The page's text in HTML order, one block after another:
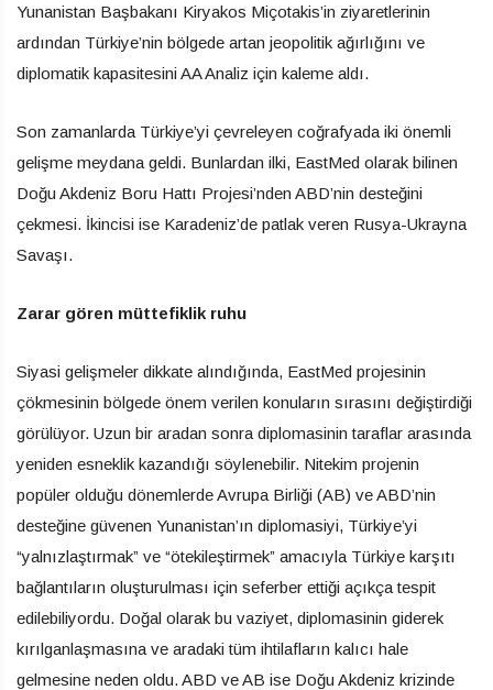
Yunanistan Başbakanı Kiryakos Miçotakis’in ziyaretlerinin
ardından Türkiye’nin bölgede artan jeopolitik ağırlığını ve
diplomatik kapasitesini AA Analiz için kaleme aldı.
Son zamanlarda Türkiye’yi çevreleyen coğrafyada iki önemli
gelişme meydana geldi. Bunlardan ilki, EastMed olarak bilinen
Doğu Akdeniz Boru Hattı Projesi’nden ABD’nin desteğini
çekmesi. İkincisi ise Karadeniz’de patlak veren Rusya-Ukrayna
Savaşı.
Zarar gören müttefiklik ruhu
Siyasi gelişmeler dikkate alındığında, EastMed projesinin
çökmesinin bölgede önem verilen konuların sırasını değiştirdiği
görülüyor. Uzun bir aradan sonra diplomasinin taraflar arasında
yeniden esneklik kazandığı söylenebilir. Nitekim projenin
popüler olduğu dönemlerde Avrupa Birliği (AB) ve ABD’nin
desteğine güvenen Yunanistan’ın diplomasiyi, Türkiye’yi
“yalnızlaştırmak” ve “ötekileştirmek” amacıyla Türkiye karşıtı
bağlantıların oluşturulması için seferber ettiği açıkça tespit
edilebiliyordu. Doğal olarak bu vaziyet, diplomasinin giderek
kırılganlaşmasına ve aradaki tüm ihtilafların kalıcı hale
gelmesine neden oldu. ABD ve AB ise Doğu Akdeniz krizinde